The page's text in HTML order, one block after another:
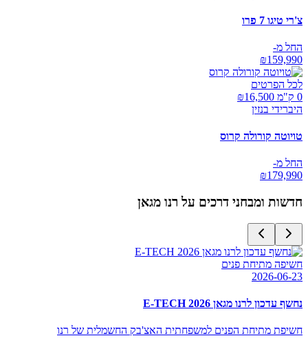
צ'רי טיגו 7 פרו
החל מ-
₪159,990
לכל הפרטים
0 ק"מ ₪
16,500
היברידי בנזין
טויוטה קורולה קרוס
החל מ-
₪179,990
חדשות ומבחני דרכים על רנו מגאן
חשיפה מתיחת פנים
2026-06-23
נחשף עדכון לרנו מגאן E-TECH 2026
חשיפת מתיחת הפנים למשפחתית האצ'בק החשמלית של רנו